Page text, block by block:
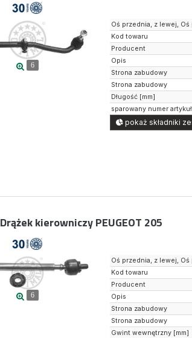
6
Oś przednia, z lewej,
Kod towaru
Producent
Opis
Strona zabudowy
Strona zabudowy
Długość [mm]
sparowany numer
pokaż składniki
Drążek kierowniczy PEUGEOT 205
6
Oś przednia, z lewej,
Kod towaru
Producent
Opis
Strona zabudowy
Strona zabudowy
Gwint wewnętrzny [mm]